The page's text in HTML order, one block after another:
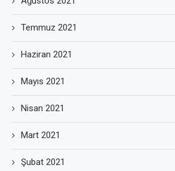
Temmuz 2021
Haziran 2021
Mayıs 2021
Nisan 2021
Mart 2021
Şubat 2021